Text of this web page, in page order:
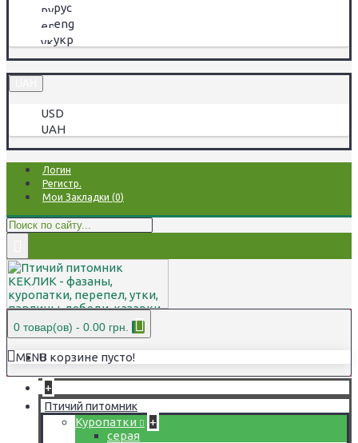
рус
eng
укр
USD
UAH
Логин
Регистр.
Мои Закладки (0)
0 товар(ов) - 0.00 грн.
В корзине пусто!
MENU
+
Птичий питомник
Куропатки
+
серая